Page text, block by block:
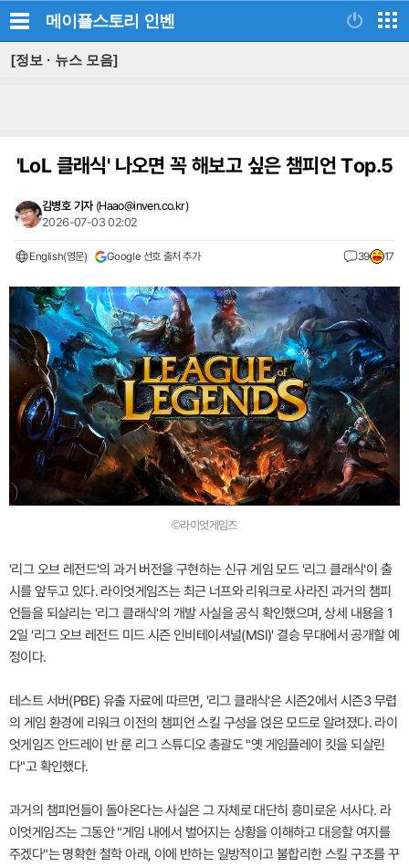
메이플스토리 인벤
[정보 · 뉴스 모음]
'LoL 클래식' 나오면 꼭 해보고 싶은 챔피언 Top.5
김병호 기자 (Haao@inven.co.kr)
2026-07-03 02:02
English(영문) Google 선호 출처 추가 39 17
©라이엇게임즈
'리그 오브 레전드'의 과거 버전을 구현하는 신규 게임 모드 '리그 클래식'이 출
시를 앞두고 있다. 라이엇게임즈는 최근 너프와 리워크로 사라진 과거의 챔피
언들을 되살리는 '리그 클래식'의 개발 사실을 공식 확인했으며, 상세 내용을 1
2일 '리그 오브 레전드 미드 시즌 인비테이셔널(MSI)' 결승 무대에서 공개할 예
정이다.
테스트 서버(PBE) 유출 자료에 따르면, '리그 클래식'은 시즌2에서 시즌3 무렵
의 게임 환경에 리워크 이전의 챔피언 스킬 구성을 얹은 모드로 알려졌다. 라이
엇게임즈 안드레이 반 룬 리그 스튜디오 총괄도 "옛 게임플레이 킷을 되살린
다"고 확인했다.
과거의 챔피언들이 돌아온다는 사실은 그 자체로 대단히 흥미로운 서사다. 라
이엇게임즈는 그동안 "게임 내에서 벌어지는 상황을 이해하고 대응할 여지를
주겠다"는 명확한 철학 아래, 이에 반하는 일방적이고 불합리한 스킬 구조를 꾸